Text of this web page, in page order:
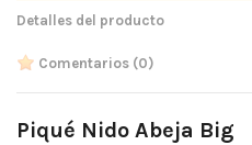
Detalles del producto
Comentarios (0)
Piqué Nido Abeja Big